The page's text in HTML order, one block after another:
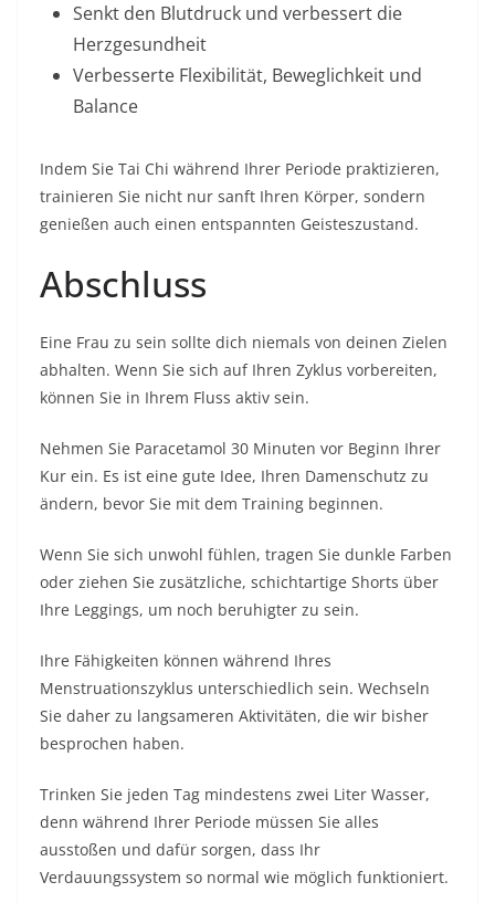
Senkt den Blutdruck und verbessert die
Herzgesundheit
Verbesserte Flexibilität, Beweglichkeit und
Balance
Indem Sie Tai Chi während Ihrer Periode praktizieren,
trainieren Sie nicht nur sanft Ihren Körper, sondern
genießen auch einen entspannten Geisteszustand.
Abschluss
Eine Frau zu sein sollte dich niemals von deinen Zielen
abhalten. Wenn Sie sich auf Ihren Zyklus vorbereiten,
können Sie in Ihrem Fluss aktiv sein.
Nehmen Sie Paracetamol 30 Minuten vor Beginn Ihrer
Kur ein. Es ist eine gute Idee, Ihren Damenschutz zu
ändern, bevor Sie mit dem Training beginnen.
Wenn Sie sich unwohl fühlen, tragen Sie dunkle Farben
oder ziehen Sie zusätzliche, schichtartige Shorts über
Ihre Leggings, um noch beruhigter zu sein.
Ihre Fähigkeiten können während Ihres
Menstruationszyklus unterschiedlich sein. Wechseln
Sie daher zu langsameren Aktivitäten, die wir bisher
besprochen haben.
Trinken Sie jeden Tag mindestens zwei Liter Wasser,
denn während Ihrer Periode müssen Sie alles
ausstoßen und dafür sorgen, dass Ihr
Verdauungssystem so normal wie möglich funktioniert.